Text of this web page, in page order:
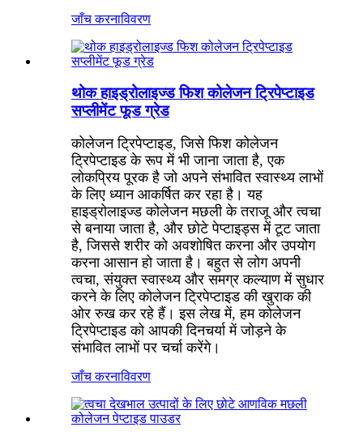
जाँच करनाविवरण
थोक हाइड्रोलाइज्ड फिश कोलेजन ट्रिपेप्टाइड
सप्लीमेंट फूड ग्रेड
कोलेजन ट्रिपेप्टाइड, जिसे फिश कोलेजन
ट्रिपेप्टाइड के रूप में भी जाना जाता है, एक
लोकप्रिय पूरक है जो अपने संभावित स्वास्थ्य लाभों
के लिए ध्यान आकर्षित कर रहा है। यह
हाइड्रोलाइज्ड कोलेजन मछली के तराजू और त्वचा
से बनाया जाता है, और छोटे पेप्टाइड्स में टूट जाता
है, जिससे शरीर को अवशोषित करना और उपयोग
करना आसान हो जाता है। बहुत से लोग अपनी
त्वचा, संयुक्त स्वास्थ्य और समग्र कल्याण में सुधार
करने के लिए कोलेजन ट्रिपेप्टाइड की खुराक की
ओर रुख कर रहे हैं। इस लेख में, हम कोलेजन
ट्रिपेप्टाइड को आपकी दिनचर्या में जोड़ने के
संभावित लाभों पर चर्चा करेंगे।
जाँच करनाविवरण